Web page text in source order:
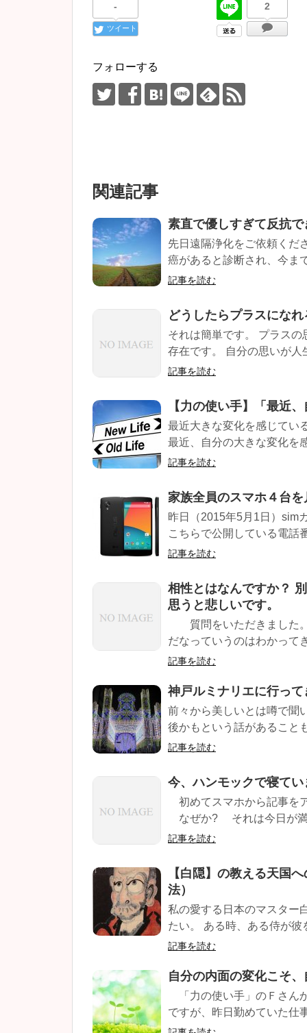
-
ツイート
2
フォローする
関連記事
素直で優しすぎて反抗
先日遠隔浄化をご依頼くだ
癌があると診断され、今ま
記事を読む
どうしたらプラスになれ
それは簡単です。 プラス
存在です。 自分の思いが人
記事を読む
【力の使い手】「最近
最近大きな変化を感じてい
最近、自分の大きな変化を
記事を読む
家族全員のスマホ４台
昨日（2015年5月1日）
こちらで公開している電話
記事を読む
相性とはなんですか？
思うと悲しいです。
質問をいただきました。
だなっていうのはわかって
記事を読む
神戸ルミナリエに行っ
前々から美しいとは噂で聞
後かもという話があること
記事を読む
今、ハンモックで寝てい
初めてスマホから記事を
なぜか? それは今日が
記事を読む
【白隠】の教える天国
法）
私の愛する日本のマスター
たい。 ある時、ある侍が彼
記事を読む
自分の内面の変化こそ
「力の使い手」のＦさん
ですが、昨日勤めていた仕